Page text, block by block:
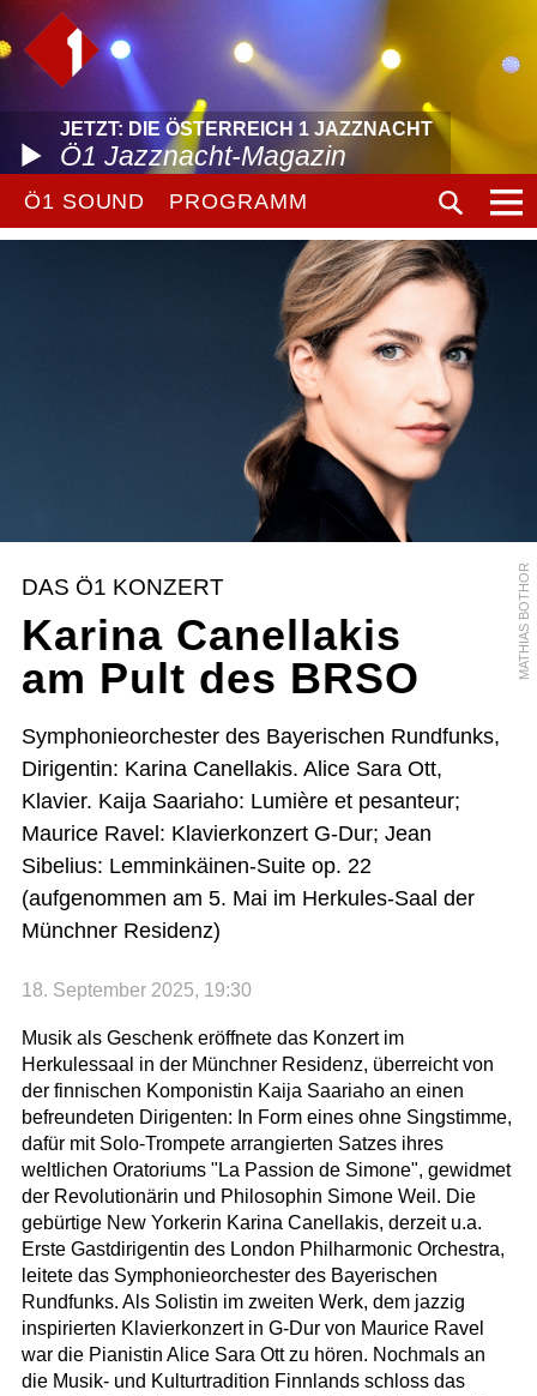
JETZT: DIE ÖSTERREICH 1 JAZZNACHT
Ö1 Jazznacht-Magazin
Ö1 SOUND PROGRAMM
MATHIAS BOTHOR
DAS Ö1 KONZERT
Karina Canellakis
am Pult des BRSO
Symphonieorchester des Bayerischen Rundfunks,
Dirigentin: Karina Canellakis. Alice Sara Ott,
Klavier. Kaija Saariaho: Lumière et pesanteur;
Maurice Ravel: Klavierkonzert G-Dur; Jean
Sibelius: Lemminkäinen-Suite op. 22
(aufgenommen am 5. Mai im Herkules-Saal der
Münchner Residenz)
18. September 2025, 19:30
Musik als Geschenk eröffnete das Konzert im
Herkulessaal in der Münchner Residenz, überreicht von
der finnischen Komponistin Kaija Saariaho an einen
befreundeten Dirigenten: In Form eines ohne Singstimme,
dafür mit Solo-Trompete arrangierten Satzes ihres
weltlichen Oratoriums "La Passion de Simone", gewidmet
der Revolutionärin und Philosophin Simone Weil. Die
gebürtige New Yorkerin Karina Canellakis, derzeit u.a.
Erste Gastdirigentin des London Philharmonic Orchestra,
leitete das Symphonieorchester des Bayerischen
Rundfunks. Als Solistin im zweiten Werk, dem jazzig
inspirierten Klavierkonzert in G-Dur von Maurice Ravel
war die Pianistin Alice Sara Ott zu hören. Nochmals an
die Musik- und Kulturtradition Finnlands schloss das